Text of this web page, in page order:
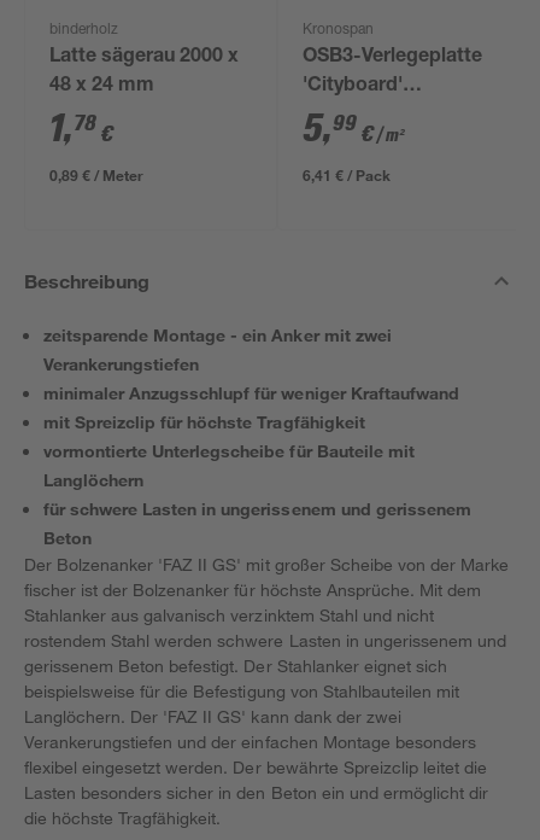
binderholz
Latte sägerau 2000 x
48 x 24 mm
1,78 €
0,89 € / Meter
Kronospan
OSB3-Verlegeplatte
'Cityboard'
ungeschliffen 1690 x
634 x 12 mm
5,99 €/ m²
6,41 € / Pack
Beschreibung
zeitsparende Montage - ein Anker mit zwei
Verankerungstiefen
minimaler Anzugsschlupf für weniger Kraftaufwand
mit Spreizclip für höchste Tragfähigkeit
vormontierte Unterlegscheibe für Bauteile mit
Langlöchern
für schwere Lasten in ungerissenem und gerissenem
Beton
Der Bolzenanker 'FAZ II GS' mit großer Scheibe von der Marke
fischer ist der Bolzenanker für höchste Ansprüche. Mit dem
Stahlanker aus galvanisch verzinktem Stahl und nicht
rostendem Stahl werden schwere Lasten in ungerissenem und
gerissenem Beton befestigt. Der Stahlanker eignet sich
beispielsweise für die Befestigung von Stahlbauteilen mit
Langlöchern. Der 'FAZ II GS' kann dank der zwei
Verankerungstiefen und der einfachen Montage besonders
flexibel eingesetzt werden. Der bewährte Spreizclip leitet die
Lasten besonders sicher in den Beton ein und ermöglicht dir
die höchste Tragfähigkeit.